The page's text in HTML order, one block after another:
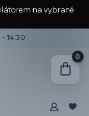
na vybrané
- 14:30
0